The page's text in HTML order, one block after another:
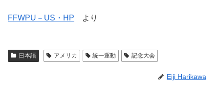
FFWPU－US・HP より
日本語 アメリカ 統一運動 記念大会
Eiji Harikawa